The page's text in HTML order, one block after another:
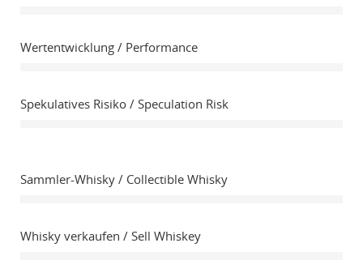
Wertentwicklung / Performance
Spekulatives Risiko / Speculation Risk
Sammler-Whisky / Collectible Whisky
Whisky verkaufen / Sell Whiskey